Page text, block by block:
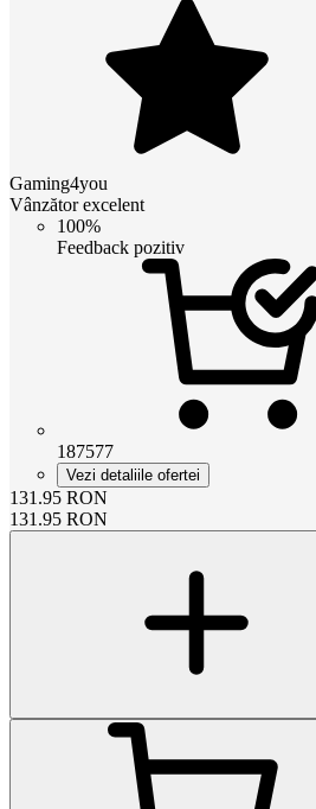
Gaming4you
Vânzător excelent
100%
Feedback pozitiv
187577
Vezi detaliile ofertei
131.95 RON
131.95 RON